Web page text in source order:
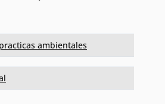
ambientales